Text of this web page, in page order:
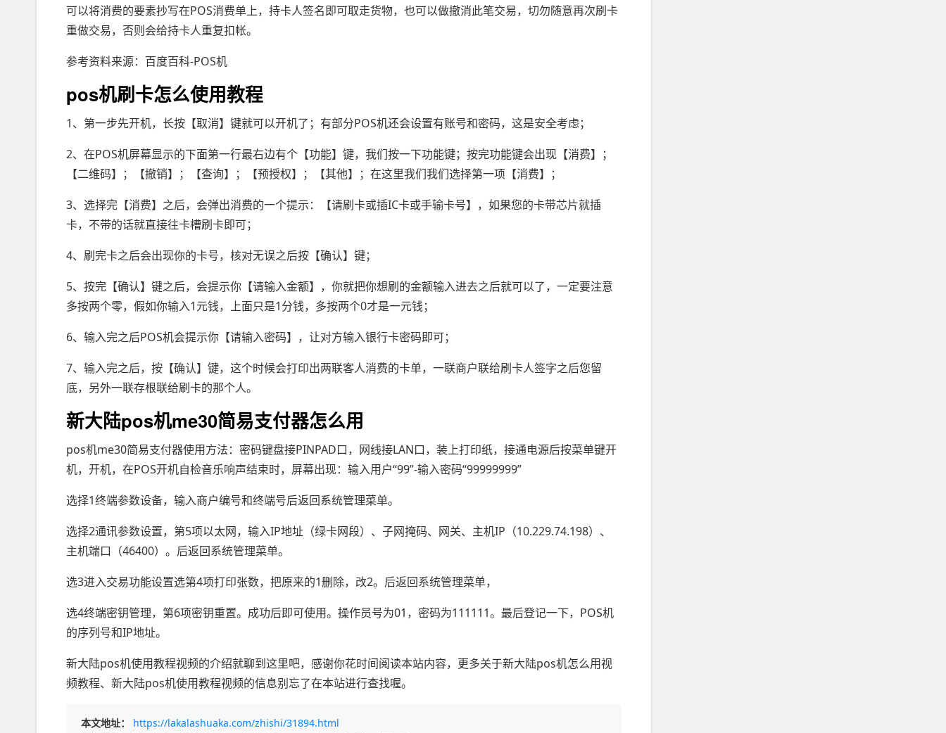
可以将消费的要素抄写在POS消费单上，持卡人签名即可取走货物，也可以做撤消此笔交易，切勿随意再次刷卡
重做交易，否则会给持卡人重复扣帐。
参考资料来源：百度百科-POS机
pos机刷卡怎么使用教程
1、第一步先开机，长按【取消】键就可以开机了；有部分POS机还会设置有账号和密码，这是安全考虑；
2、在POS机屏幕显示的下面第一行最右边有个【功能】键，我们按一下功能键；按完功能键会出现【消费】；
【二维码】；【撤销】；【查询】；【预授权】；【其他】；在这里我们我们选择第一项【消费】；
3、选择完【消费】之后，会弹出消费的一个提示：【请刷卡或插IC卡或手输卡号】，如果您的卡带芯片就插
卡，不带的话就直接往卡槽刷卡即可；
4、刷完卡之后会出现你的卡号，核对无误之后按【确认】键；
5、按完【确认】键之后，会提示你【请输入金额】，你就把你想刷的金额输入进去之后就可以了，一定要注意
多按两个零，假如你输入1元钱，上面只是1分钱，多按两个0才是一元钱；
6、输入完之后POS机会提示你【请输入密码】，让对方输入银行卡密码即可；
7、输入完之后，按【确认】键，这个时候会打印出两联客人消费的卡单，一联商户联给刷卡人签字之后您留
底，另外一联存根联给刷卡的那个人。
新大陆pos机me30简易支付器怎么用
pos机me30简易支付器使用方法：密码键盘接PINPAD口，网线接LAN口，装上打印纸，接通电源后按菜单键开
机，开机，在POS开机自检音乐响声结束时，屏幕出现：输入用户“99”-输入密码“99999999”
选择1终端参数设备，输入商户编号和终端号后返回系统管理菜单。
选择2通讯参数设置，第5项以太网，输入IP地址（绿卡网段）、子网掩码、网关、主机IP（10.229.74.198）、
主机端口（46400）。后返回系统管理菜单。
选3进入交易功能设置选第4项打印张数，把原来的1删除，改2。后返回系统管理菜单，
选4终端密钥管理，第6项密钥重置。成功后即可使用。操作员号为01，密码为111111。最后登记一下，POS机
的序列号和IP地址。
新大陆pos机使用教程视频的介绍就聊到这里吧，感谢你花时间阅读本站内容，更多关于新大陆pos机怎么用视
频教程、新大陆pos机使用教程视频的信息别忘了在本站进行查找喔。
本文地址：
https://lakalashuaka.com/zhishi/31894.html